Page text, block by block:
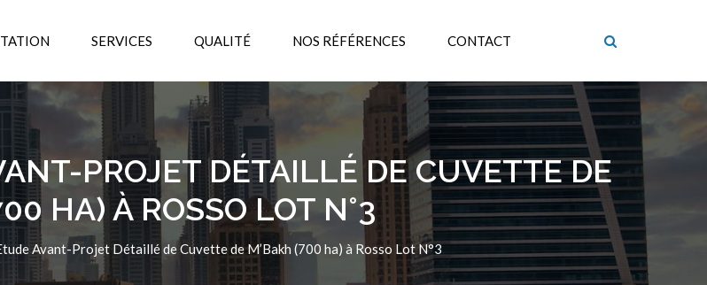
SERVICES QUALITÉ NOS RÉFÉRENCES CONTACT
PROJET DÉTAILLÉ DE CUVETTE DE
HA) À ROSSO LOT N°3
Avant-Projet Détaillé de Cuvette de M’Bakh (700 ha) à Rosso Lot N°3